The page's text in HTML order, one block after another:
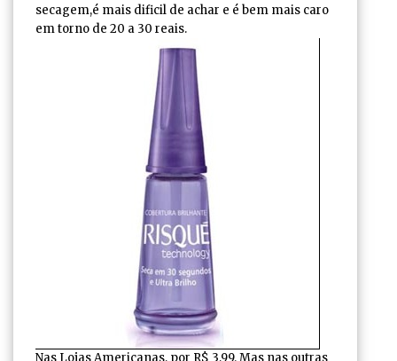
secagem,é mais dificil de achar e é bem mais caro
em torno de 20 a 30 reais.
Nas Lojas Americanas, por R$ 3,99. Mas nas outras